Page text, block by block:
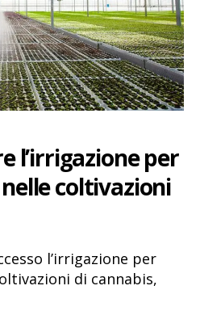
l’irrigazione per
coltivazioni
l’irrigazione per
di cannabis,